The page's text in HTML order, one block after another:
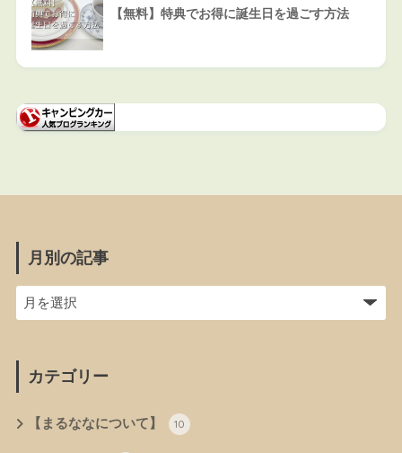
【無料】特典でお得に誕生日を過ごす方法
月別の記事
カテゴリー
【まるななについて】 10